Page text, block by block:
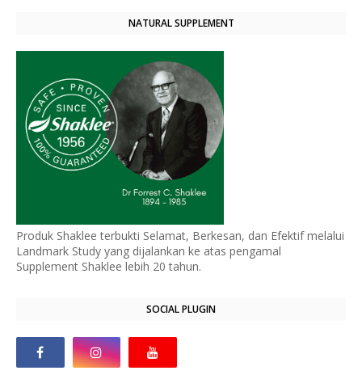
NATURAL SUPPLEMENT
Produk Shaklee terbukti Selamat, Berkesan, dan Efektif melalui
Landmark Study yang dijalankan ke atas pengamal
Supplement Shaklee lebih 20 tahun.
SOCIAL PLUGIN